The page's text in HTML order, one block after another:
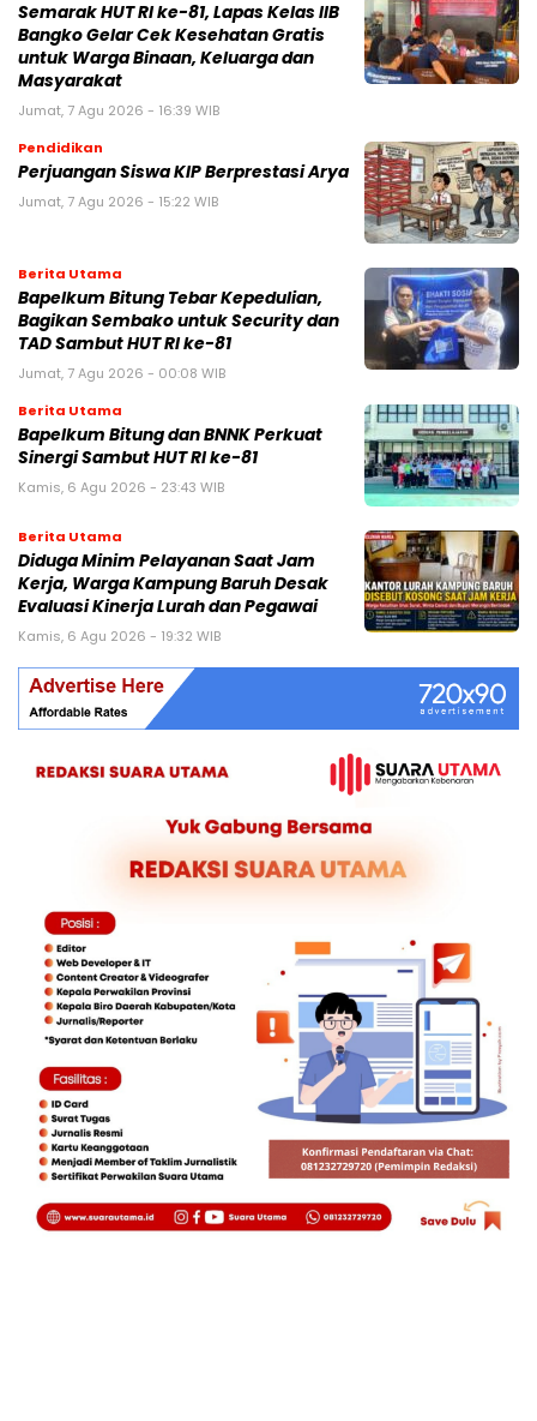
Semarak HUT RI ke-81, Lapas Kelas IIB
Bangko Gelar Cek Kesehatan Gratis
untuk Warga Binaan, Keluarga dan
Masyarakat
Jumat, 7 Agu 2026 - 16:39 WIB
Pendidikan
Perjuangan Siswa KIP Berprestasi Arya
Jumat, 7 Agu 2026 - 15:22 WIB
Berita Utama
Bapelkum Bitung Tebar Kepedulian,
Bagikan Sembako untuk Security dan
TAD Sambut HUT RI ke-81
Jumat, 7 Agu 2026 - 00:08 WIB
Berita Utama
Bapelkum Bitung dan BNNK Perkuat
Sinergi Sambut HUT RI ke-81
Kamis, 6 Agu 2026 - 23:43 WIB
Berita Utama
Diduga Minim Pelayanan Saat Jam
Kerja, Warga Kampung Baruh Desak
Evaluasi Kinerja Lurah dan Pegawai
Kamis, 6 Agu 2026 - 19:32 WIB